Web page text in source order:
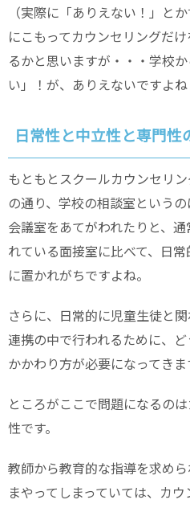
（実際に「ありえない！」と
にこもってカウンセリングだ
るかと思いますが・・・学校
い」！が、ありえないですよね
日常性と中立性と専門性
もともとスクールカウンセリ
の通り、学校の相談室というの
会議室をあてがわれたりと、
れている面接室に比べて、日
に置かれがちですよね。
さらに、日常的に児童生徒と
連携の中で行われるために、
かかわり方が必要になってきま
ところがここで問題になるの
性です。
教師から教育的な指導を求め
まやってしまっていては、カ